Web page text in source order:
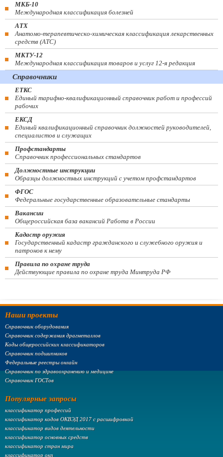
МКБ-10
Международная классификация болезней
АТХ
Анатомо-терапевтическо-химическая классификация лекарственных
средств (ATC)
МКТУ-12
Международная классификация товаров и услуг 12-я редакция
Справочники
ЕТКС
Единый тарифно-квалификационный справочник работ и профессий
рабочих
ЕКСД
Единый квалификационный справочник должностей руководителей,
специалистов и служащих
Профстандарты
Справочник профессиональных стандартов
Должностные инструкции
Образцы должностных инструкций с учетом профстандартов
ФГОС
Федеральные государственные образовательные стандарты
Вакансии
Общероссийская база вакансий Работа в России
Кадастр оружия
Государственный кадастр гражданского и служебного оружия и
патронов к нему
Правила по охране труда
Действующие правила по охране труда Минтруда РФ
Наши проекты
Справочник оборудования
Справочник содержания драгметаллов
Коды общероссийских классификаторов
Справочник подшипников
Федеральные реестры онлайн
Справочник по здравоохранению и медицине
Справочник ГОСТов
Популярные запросы
классификатор профессий
классификатор кодов ОКВЭД 2017 с расшифровкой
классификатор видов деятельности
классификатор основных средств
классификатор стран мира
классификатор окп